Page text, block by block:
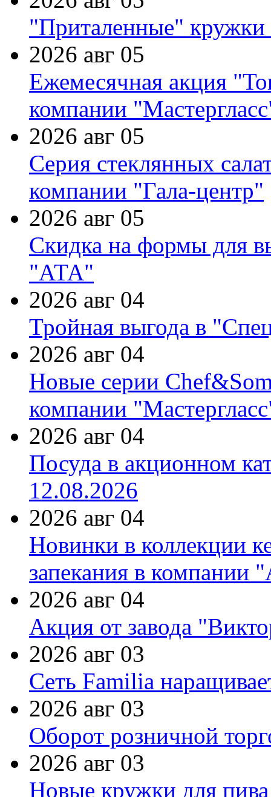
"Приталенные" кружки
2026 авг 05
Ежемесячная акция
компании
2026 авг 05
Серия стеклянных
компании "Гала-центр"
2026 авг 05
Скидка на формы для
"АТА"
2026 авг 04
Тройная выгода в
2026 авг 04
Новые серии
компании
2026 авг 04
Посуда в акционном
12.08.2026
2026 авг 04
Новинки в коллекции
запекания в компании
2026 авг 04
Акция от завода
2026 авг 03
Сеть Familia
2026 авг 03
Оборот розничной
2026 авг 03
Новые кружки для